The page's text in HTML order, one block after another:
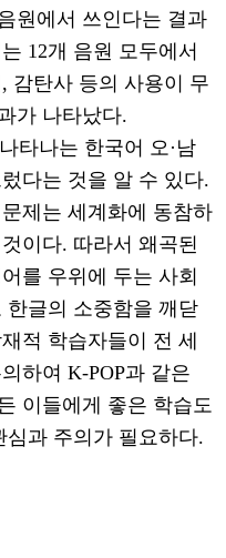
원에서 쓰인다는 결과
12개 음원 모두에서
, 감탄사 등의 사용이 무
가 나타났다.
타나는 한국어 오· 남
다는 것을 알 수 있다.
제는 세계화에 동참하
이다. 따라서 왜곡된
를 우위에 두는 사회
한글의 소중함을 깨닫
적 학습자들이 전 세
하여 K-POP과 같은
이들에게 좋은 학습도
심과 주의가 필요하다.